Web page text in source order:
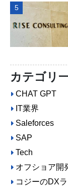
5
カテゴリ
CHAT GPT
IT業界
Saleforces
SAP
Tech
オフショア開
コジーのDX